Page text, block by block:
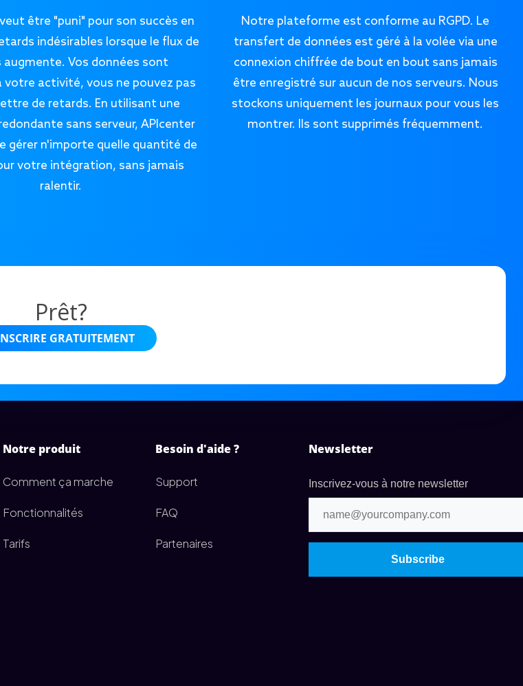
être "puni" pour son succès en
indésirables lorsque le flux de
augmente. Vos données sont
votre activité, vous ne pouvez pas
de retards. En utilisant une
sans serveur, APIcenter
gérer n'importe quelle quantité de
votre intégration, sans jamais
ralentir.
Notre plateforme est conforme au RGPD. Le
transfert de données est géré à la volée via une
connexion chiffrée de bout en bout sans jamais
être enregistré sur aucun de nos serveurs. Nous
stockons uniquement les journaux pour vous les
montrer. Ils sont supprimés fréquemment.
Prêt?
GRATUITEMENT
Notre produit
Comment ça marche
Fonctionnalités
Tarifs
Besoin d'aide ?
Support
FAQ
Partenaires
Newsletter
Inscrivez-vous à notre newsletter